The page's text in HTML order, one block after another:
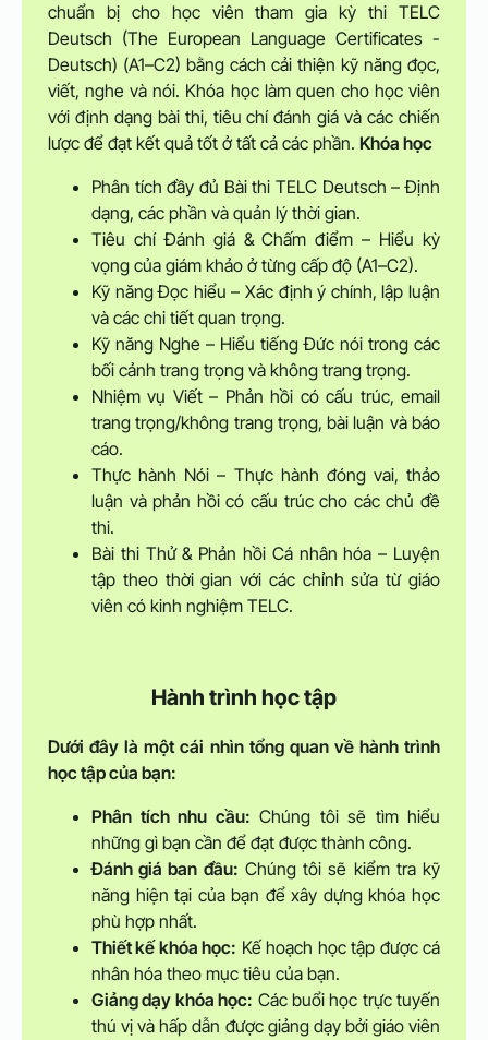
chuẩn bị cho học viên tham gia kỳ thi TELC
Deutsch (The European Language Certificates -
Deutsch) (A1–C2) bằng cách cải thiện kỹ năng đọc,
viết, nghe và nói. Khóa học làm quen cho học viên
với định dạng bài thi, tiêu chí đánh giá và các chiến
lược để đạt kết quả tốt ở tất cả các phần. Khóa học
Phân tích đầy đủ Bài thi TELC Deutsch – Định
dạng, các phần và quản lý thời gian.
Tiêu chí Đánh giá & Chấm điểm – Hiểu kỳ
vọng của giám khảo ở từng cấp độ (A1–C2).
Kỹ năng Đọc hiểu – Xác định ý chính, lập luận
và các chi tiết quan trọng.
Kỹ năng Nghe – Hiểu tiếng Đức nói trong các
bối cảnh trang trọng và không trang trọng.
Nhiệm vụ Viết – Phản hồi có cấu trúc, email
trang trọng/không trang trọng, bài luận và báo
cáo.
Thực hành Nói – Thực hành đóng vai, thảo
luận và phản hồi có cấu trúc cho các chủ đề
thi.
Bài thi Thử & Phản hồi Cá nhân hóa – Luyện
tập theo thời gian với các chỉnh sửa từ giáo
viên có kinh nghiệm TELC.
Hành trình học tập
Dưới đây là một cái nhìn tổng quan về hành trình
học tập của bạn:
Phân tích nhu cầu: Chúng tôi sẽ tìm hiểu
những gì bạn cần để đạt được thành công.
Đánh giá ban đầu: Chúng tôi sẽ kiểm tra kỹ
năng hiện tại của bạn để xây dựng khóa học
phù hợp nhất.
Thiết kế khóa học: Kế hoạch học tập được cá
nhân hóa theo mục tiêu của bạn.
Giảng dạy khóa học: Các buổi học trực tuyến
thú vị và hấp dẫn được giảng dạy bởi giáo viên